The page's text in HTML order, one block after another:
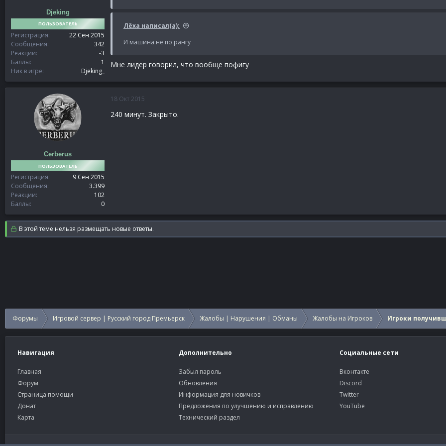
Djeking
ПОЛЬЗОВАТЕЛЬ
Регистрация
22 Сен 2015
Сообщения
342
Реакции
-3
Баллы
1
Ник в игре
Djeking_
Лёха написал(а):
И машина не по рангу
Мне лидер говорил, что вообще пофигу
Cerberus
ПОЛЬЗОВАТЕЛЬ
Регистрация
9 Сен 2015
Сообщения
3.399
Реакции
102
Баллы
0
18 Окт 2015
240 минут. Закрыто.
В этой теме нельзя размещать новые ответы.
Форумы Игровой сервер | Русский город Премьерск Жалобы | Нарушения | Обманы Жалобы на Игроков Игроки
Навигация
Главная
Форум
Страница помощи
Донат
Карта
Дополнительно
Забыл пароль
Обновления
Информация для новичков
Предложения по улучшению и исправлению
Технический раздел
Социальные сети
Вконтакте
Discord
Twitter
YouTube